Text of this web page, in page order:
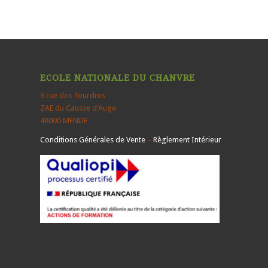
ECOLE NATIONALE DU CHANVRE
3 rue des Tourdres
ZAE du Causse d’Auge
48000 MENDE
Conditions Générales de Vente – Règlement Intérieur